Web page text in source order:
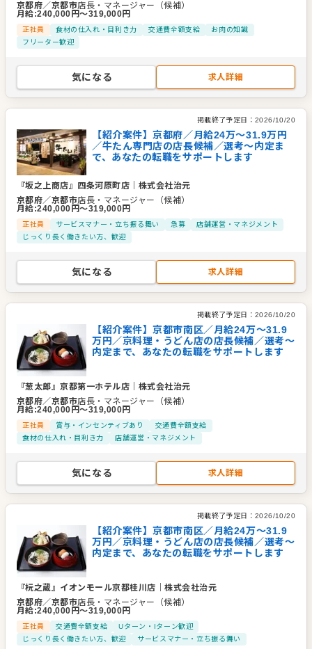
京都府／京都市店長・マネージャー（候補）
月給:240,000 円〜319,000円
正社員 食材の仕入れ・目利き力 交通費全額支給
お肉の知識
フリーター歓迎
気になる 求人詳細
掲載終了予定日： 2026/10/20
【紹介案件】京都府／月給24万～31.9万円
／牛たん専門店の店長候補／選考～内定ま
で、あなたの転職をサポートします
『坂之上商店』四条河原町店
株式会社治元
京都府／京都市店長・マネージャー（候補）
月給:240,000 円〜319,000円
正社員 サービスマナー・立ち振る舞い 急募
店舗運営・マネジメント
じっくり長く働きたい方、歓迎
気になる 求人詳細
掲載終了予定日： 2026/10/20
【紹介案件】京都市南区／月給24万〜31.9
万円／京料理・うどん店の店長候補／選考～
内定まで、あなたの転職をサポートします
『葱太郎』京都第一ホテル店
株式会社治元
京都府／京都市店長・マネージャー（候補）
月給:240,000 円〜319,000円
正社員 賞与・インセンティブあり
交通費全額支給
食材の仕入れ・目利き力
店舗運営・マネジメント
気になる 求人詳細
掲載終了予定日： 2026/10/20
【紹介案件】京都市南区／月給24万〜31.9
万円／京料理・うどん店の店長候補／選考～
内定まで、あなたの転職をサポートします
『杬之蔵』イオンモール京都桂川店 ｜株式会社治元
京都府／京都市店長・マネージャー（候補）
月給:240,000 円〜319,000円
正社員 交通費全額支給
Uターン・Iターン歓迎
じっくり長く働きたい方、歓迎
サービスマナー・立ち振る舞い